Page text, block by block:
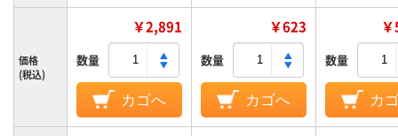
価格
(税込)
￥2,891
数量
カゴへ
￥623
数量
カゴへ
数量
カ